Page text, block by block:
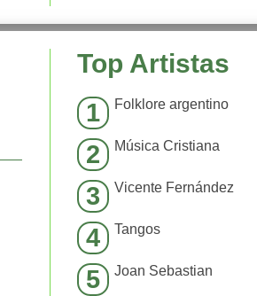
Top Artistas
1 Folklore argentino
2 Música Cristiana
3 Vicente Fernández
4 Tangos
5 Joan Sebastian